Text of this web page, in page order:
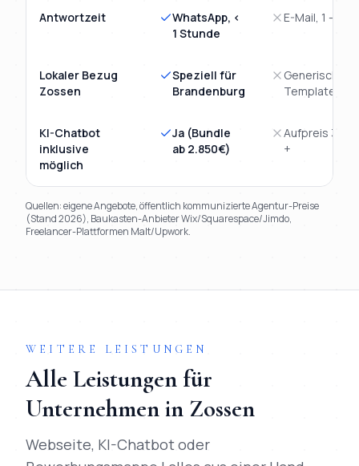
Antwortzeit
WhatsApp, <
1 Stunde
E-Mail, 1 - 3
Lokaler Bezug
Zossen
Speziell für
Brandenburg
Generisches
Template
KI-Chatbot
inklusive
möglich
Ja (Bundle
ab 2.850€)
Aufpreis
+
Quellen: eigene Angebote, öffentlich kommunizierte Agentur-Preise
(Stand 2026), Baukasten-Anbieter Wix/Squarespace/Jimdo,
Freelancer-Plattformen Malt/Upwork.
WEITERE LEISTUNGEN
Alle Leistungen für
Unternehmen in Zossen
Webseite, KI-Chatbot oder